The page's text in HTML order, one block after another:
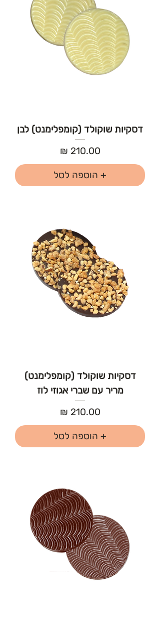
דסקיות שוקולד (קומפלימנט) לבן
מחיר
+ הוספה לסל
דסקיות שוקולד (קומפלימנט)
מריר עם שברי אגוזי לוז
מחיר
+ הוספה לסל